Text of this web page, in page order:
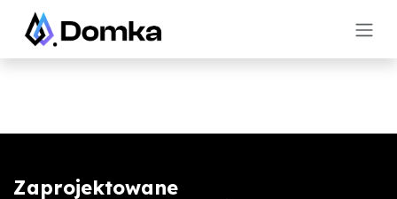
Skip to Content
Zaprojektowane